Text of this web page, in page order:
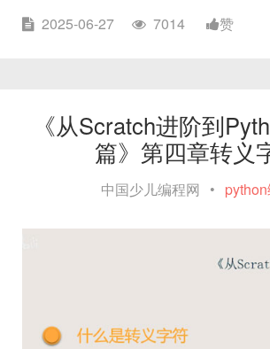
2025-06-27 7014 赞
《从Scratch进阶到
篇》第四章转义
中国少儿编程网 •